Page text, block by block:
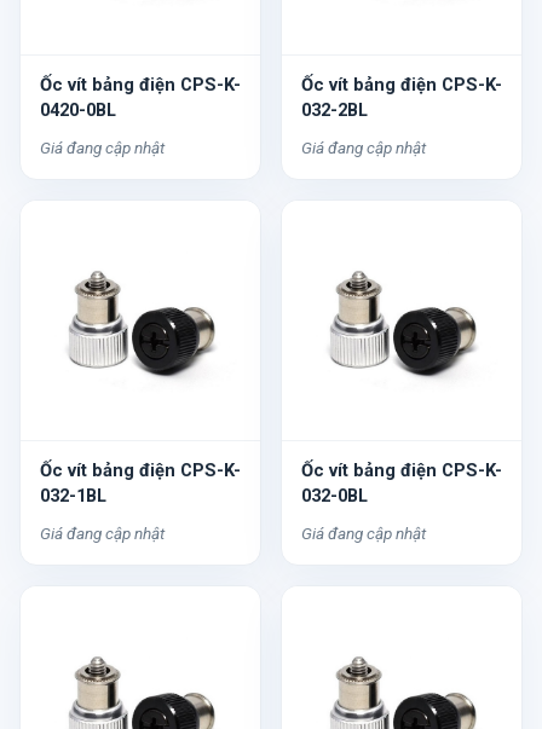
Ốc vít bảng điện CPS-K-
0420-0BL
Giá đang cập nhật
Ốc vít bảng điện CPS-K-
032-2BL
Giá đang cập nhật
Ốc vít bảng điện CPS-K-
032-1BL
Giá đang cập nhật
Ốc vít bảng điện CPS-K-
032-0BL
Giá đang cập nhật